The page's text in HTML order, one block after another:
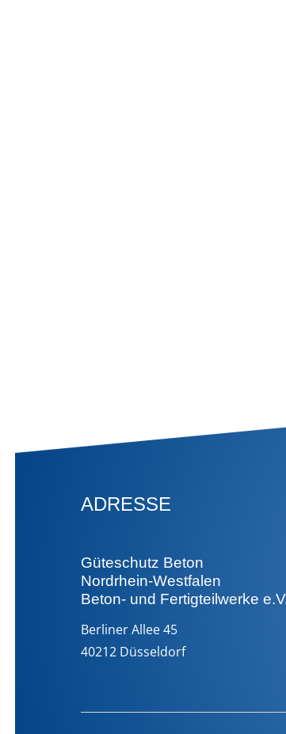
ADRESSE
Güteschutz Beton
Nordrhein-Westfalen
Beton- und Fertigteilwerke
Berliner Allee 45
40212 Düsseldorf